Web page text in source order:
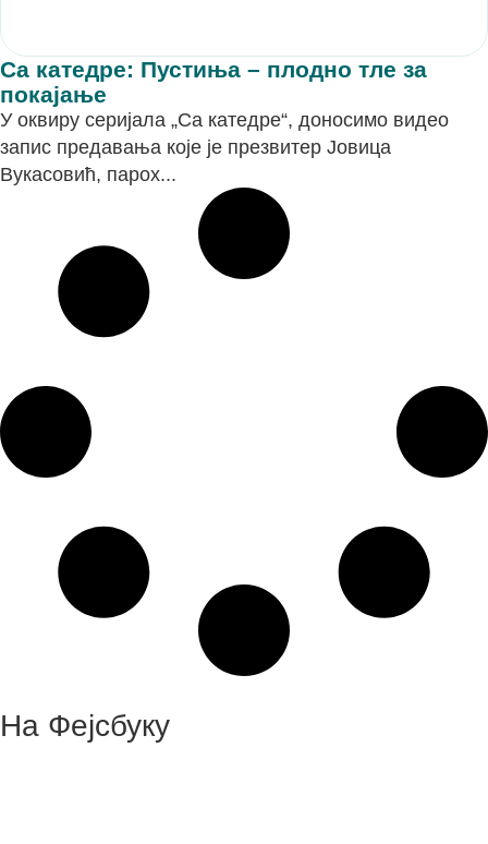
Са катедре: Пустиња – плодно тле за
покајање
У оквиру серијала „Са катедре“, доносимо видео
запис предавања које је презвитер Јовица
Вукасовић, парох...
На Фејсбуку